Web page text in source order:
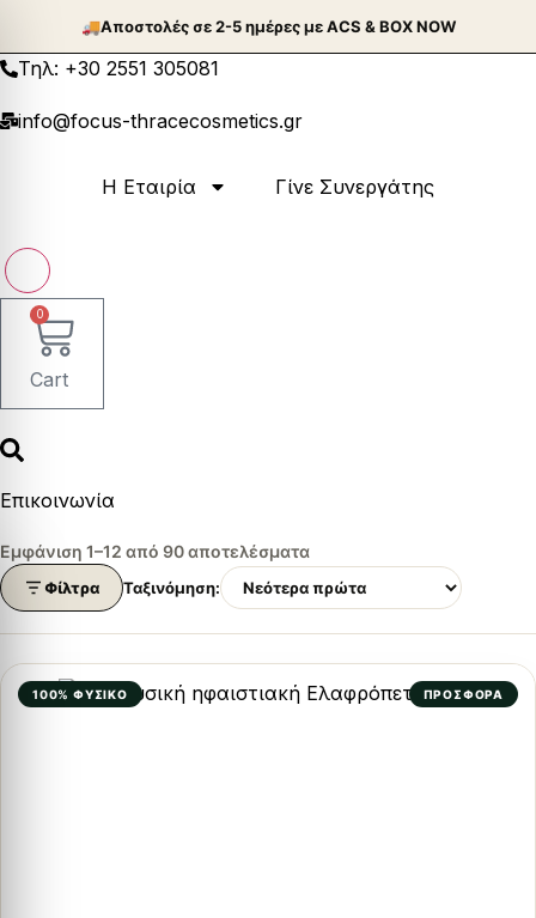
περιεχόμενο
🚚Aποστολές σε 2-5 ημέρες με ACS & BOX NOW
Τηλ: +30 2551 305081
info@focus-thracecosmetics.gr
Η Εταιρία Γίνε Συνεργάτης
0
Cart
Επικοινωνία
Εμφάνιση 1–12 από 90 αποτελέσματα
Φίλτρα Ταξινόμηση:
100% ΦΥΣΙΚΌ ΠΡΟΣΦΟΡΑ